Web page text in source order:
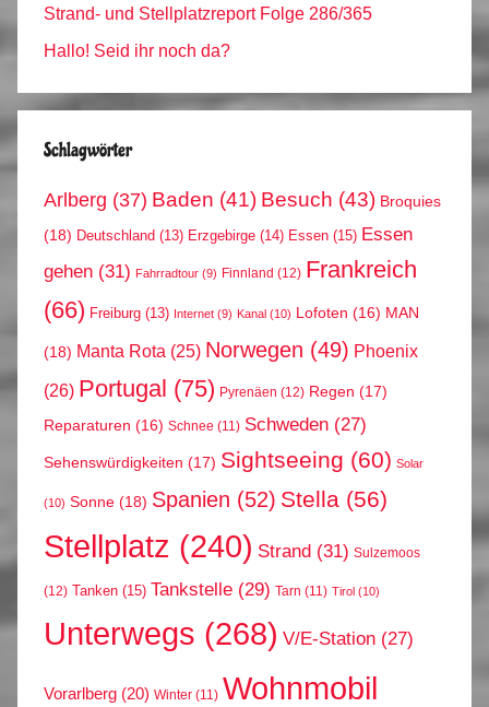
Strand- und Stellplatzreport Folge 286/365
Hallo! Seid ihr noch da?
Schlagwörter
Arlberg (37) Baden (41) Besuch (43) Broquies
(18) Deutschland (13) Erzgebirge (14) Essen (15) Essen
gehen (31) Fahrradtour (9) Finnland (12) Frankreich
(66) Freiburg (13) Internet (9) Kanal (10) Lofoten (16) MAN
(18) Manta Rota (25) Norwegen (49) Phoenix
(26) Portugal (75) Pyrenäen (12) Regen (17)
Reparaturen (16) Schnee (11) Schweden (27)
Sehenswürdigkeiten (17) Sightseeing (60) Solar
(10) Sonne (18) Spanien (52) Stella (56)
Stellplatz (240) Strand (31) Sulzemoos
(12) Tanken (15) Tankstelle (29) Tarn (11) Tirol (10)
Unterwegs (268) V/E-Station (27)
Vorarlberg (20) Winter (11) Wohnmobil